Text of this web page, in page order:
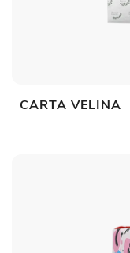
CARTA VELINA